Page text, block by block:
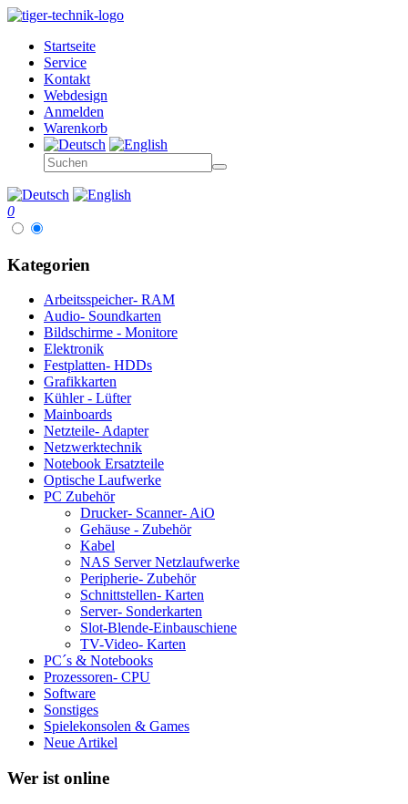
Startseite
Service
Kontakt
Webdesign
Anmelden
Warenkorb
0
Kategorien
Arbeitsspeicher- RAM
Audio- Soundkarten
Bildschirme - Monitore
Elektronik
Festplatten- HDDs
Grafikkarten
Kühler - Lüfter
Mainboards
Netzteile- Adapter
Netzwerktechnik
Notebook Ersatzteile
Optische Laufwerke
PC Zubehör
Drucker- Scanner- AiO
Gehäuse - Zubehör
Kabel
NAS Server Netzlaufwerke
Peripherie- Zubehör
Schnittstellen- Karten
Server- Sonderkarten
Slot-Blende-Einbauschiene
TV-Video- Karten
PC´s & Notebooks
Prozessoren- CPU
Software
Sonstiges
Spielekonsolen & Games
Neue Artikel
Wer ist online